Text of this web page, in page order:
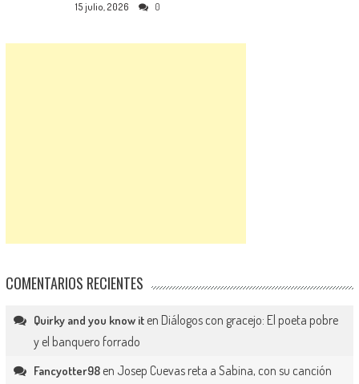
15 julio, 2026 0
COMENTARIOS RECIENTES
Quirky and you know iten Diálogos con gracejo: El poeta pobre
y el banquero forrado
Fancyotter98en Josep Cuevas reta a Sabina, con su canción